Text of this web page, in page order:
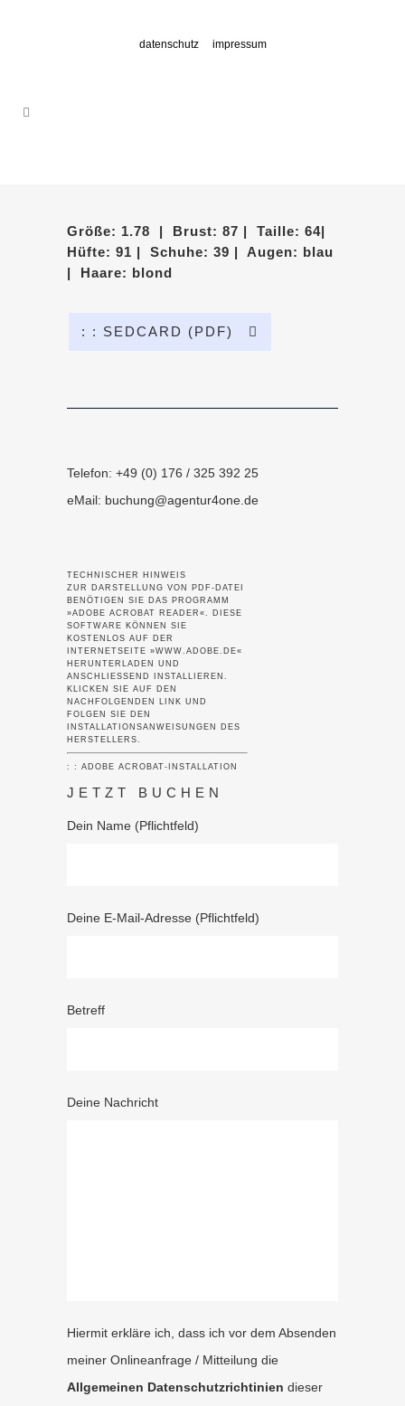
datenschutz impressum
Größe: 1.78 | Brust: 87 | Taille: 64|
Hüfte: 91 | Schuhe: 39 | Augen: blau
| Haare: blond
: : SEDCARD (PDF)
Telefon: +49 (0) 176 / 325 392 25
eMail: buchung@agentur4one.de
TECHNISCHER HINWEIS
ZUR DARSTELLUNG VON PDF-DATEI
BENÖTIGEN SIE DAS PROGRAMM
»ADOBE ACROBAT READER«. DIESE
SOFTWARE KÖNNEN SIE
KOSTENLOS AUF DER
INTERNETSEITE »WWW.ADOBE.DE«
HERUNTERLADEN UND
ANSCHLIESSEND INSTALLIEREN.
KLICKEN SIE AUF DEN
NACHFOLGENDEN LINK UND
FOLGEN SIE DEN
INSTALLATIONSANWEISUNGEN DES
HERSTELLERS.
: : ADOBE ACROBAT-INSTALLATION
JETZT BUCHEN
Dein Name (Pflichtfeld)
Deine E-Mail-Adresse (Pflichtfeld)
Betreff
Deine Nachricht
Hiermit erkläre ich, dass ich vor dem Absenden
meiner Onlineanfrage / Mitteilung die
Allgemeinen Datenschutzrichtinien dieser